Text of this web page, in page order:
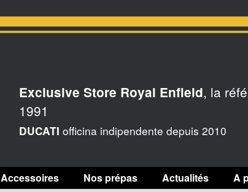
Exclusive Store Royal Enfield, la
1991
DUCATI officina indipendente depuis 2010
Accessoires Nos prépas Actualités A